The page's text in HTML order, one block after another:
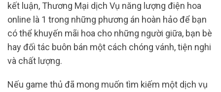
kết luận, Thương Mại dịch Vụ năng lượng điện hoa
online là 1 trong những phương án hoàn hảo để bạn
có thể khuyến mãi hoa cho những người giữa, bạn bè
hay đối tác buôn bán một cách chóng vánh, tiện nghi
và chất lượng.
Nếu game thủ đã mong muốn tìm kiếm một dịch vụ